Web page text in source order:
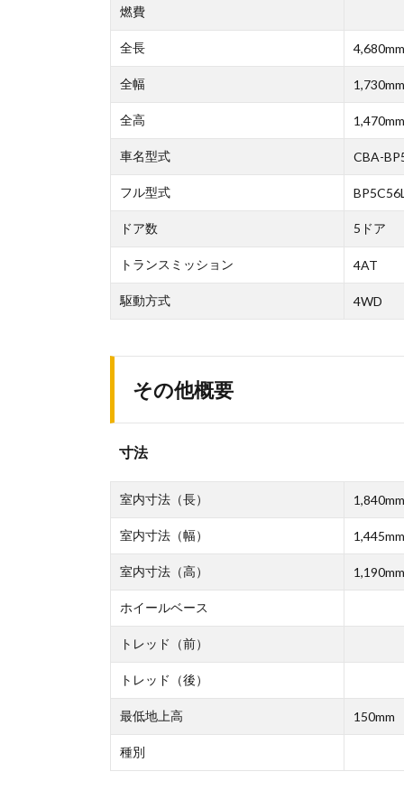
燃費
全長 4,680mm
全幅 1,730mm
全高 1,470mm
車名型式 CBA-
フル型式
ドア数 5ドア
トランスミッション 4AT
駆動方式 4WD
その他概要
寸法
室内寸法（長） 1,840mm
室内寸法（幅） 1,445mm
室内寸法（高） 1,190mm
ホイールベース
トレッド（前）
トレッド（後）
最低地上高 150mm
種別